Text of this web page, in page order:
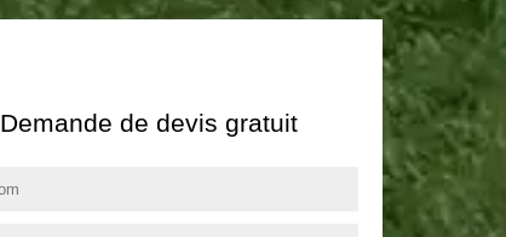
Demande de devis gratuit